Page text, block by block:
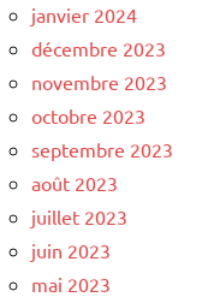
janvier 2024
décembre 2023
novembre 2023
octobre 2023
septembre 2023
août 2023
juillet 2023
juin 2023
mai 2023